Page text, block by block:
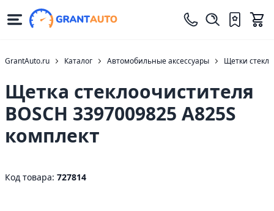
GrantAuto.ru Каталог Автомобильные аксессуары Щетки
Щетка стеклоочистителя
BOSCH 3397009825 A825S
комплект
Код товара: 727814